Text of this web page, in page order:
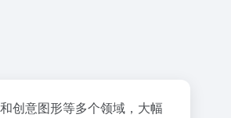
创意图形等多个领域，大幅